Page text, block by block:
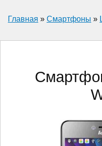
Главная » Смартфоны »